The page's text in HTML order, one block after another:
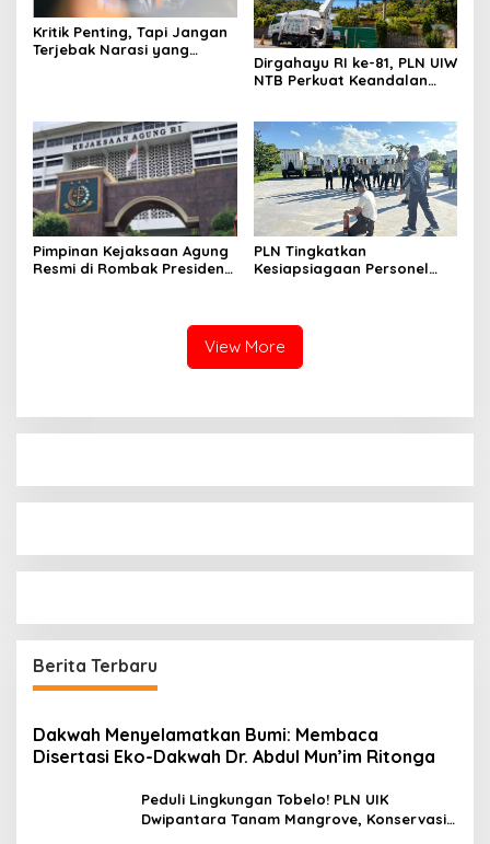
Kritik Penting, Tapi Jangan
Terjebak Narasi yang
Dirgahayu RI ke-81, PLN UIW
NTB Perkuat Keandalan
Pimpinan Kejaksaan Agung
Resmi di Rombak Presiden
PLN Tingkatkan
Kesiapsiagaan Personel
View More
Berita Terbaru
Dakwah Menyelamatkan Bumi: Membaca
Disertasi Eko-Dakwah Dr. Abdul Mun’im Ritonga
Peduli Lingkungan Tobelo! PLN UIK
Dwipantara Tanam Mangrove, Konservasi